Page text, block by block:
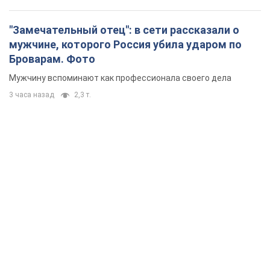
"Замечательный отец": в сети рассказали о
мужчине, которого Россия убила ударом по
Броварам. Фото
Мужчину вспоминают как профессионала своего дела
3 часа назад 2,3 т.